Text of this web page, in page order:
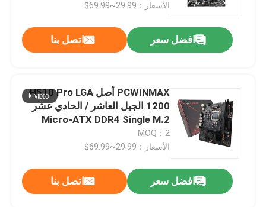
الأسعار：29.99~69.99$
افضل سعر اتصل بنا
PCWINMAX أصل H510 Pro LGA
1200 الجيل العاشر / الحادي عشر
Micro-ATX DDR4 Single M.2
اللعب اللوحة الأم
MOQ：2
الأسعار：29.99~69.99$
افضل سعر اتصل بنا